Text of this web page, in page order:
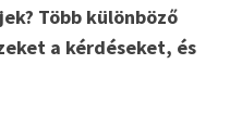
Több különböző
a kérdéseket, és